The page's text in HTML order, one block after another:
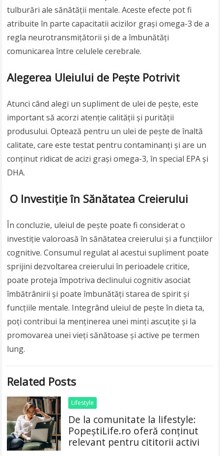
tulburări ale sănătății mentale. Aceste efecte pot fi
atribuite în parte capacitatii acizilor grași omega-3 de a
regla neurotransmițătorii și de a îmbunătăți
comunicarea între celulele cerebrale.
Alegerea Uleiului de Pește Potrivit
Atunci când alegi un supliment de ulei de pește, este
important să acorzi atenție calității și purității
produsului. Optează pentru un ulei de pește de înaltă
calitate, care este testat pentru contaminanți și are un
conținut ridicat de acizi grași omega-3, în special EPA și
DHA.
O Investiție în Sănătatea Creierului
În concluzie, uleiul de pește poate fi considerat o
investiție valoroasă în sănătatea creierului și a funcțiilor
cognitive. Consumul regulat al acestui supliment poate
sprijini dezvoltarea creierului în perioadele critice,
poate proteja împotriva declinului cognitiv asociat
îmbătrânirii și poate îmbunătăți starea de spirit și
funcțiile mentale. Integrând uleiul de pește în dieta ta,
poți contribui la menținerea unei minți ascuțite și la
promovarea unei vieți sănătoase și active pe termen
lung.
Related Posts
Lifestyle
De la comunitate la lifestyle:
PopeștiLife.ro oferă conținut
relevant pentru cititorii activi